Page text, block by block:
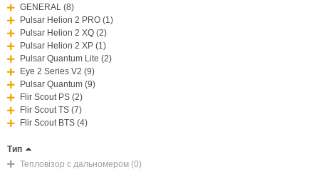
GENERAL (8)
Pulsar Helion 2 PRO (1)
Pulsar Helion 2 XQ (2)
Pulsar Helion 2 XP (1)
Pulsar Quantum Lite (2)
Eye 2 Series V2 (9)
Pulsar Quantum (9)
Flir Scout PS (2)
Flir Scout TS (7)
Flir Scout BTS (4)
Тип
Тепловiзор с дальномером (0)